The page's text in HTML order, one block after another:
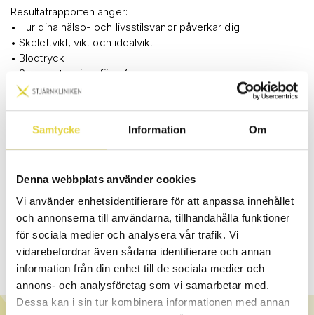
Samtycke Information Om
Denna webbplats använder cookies
Vi använder enhetsidentifierare för att anpassa innehållet
och annonserna till användarna, tillhandahålla funktioner
för sociala medier och analysera vår trafik. Vi
vidarebefordrar även sådana identifierare och annan
information från din enhet till de sociala medier och
annons- och analysföretag som vi samarbetar med.
Dessa kan i sin tur kombinera informationen med annan
Resultatrapporten anger:
• Hur dina hälso- och livsstilsvanor påverkar dig
• Skelettvikt, vikt och idealvikt
• Blodtryck
• Syreupptagningsförmåga
• Testvärde och konditionstal utifrån submaximalt
Submaximalt konditionstest
som en del av din hälsoprofil. Det innebär att du cyklar på en
ger 120-150 slag per minut. Hela testet tar 45 minuter och då
ingår resultatgenomgång och träningsrådgivning. Testet är ett
utmärkt sätt att se utvecklingen och hitta motivationen till
fortsatt träning.